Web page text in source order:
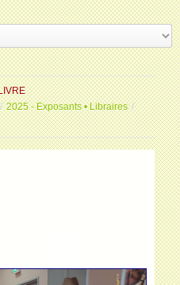
/ 2025 - Exposants • Libraires /